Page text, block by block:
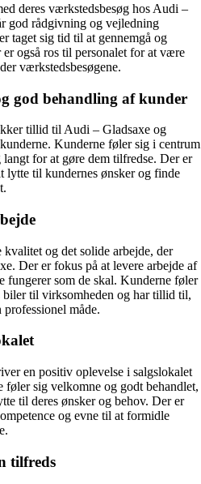
deres værkstedsbesøg hos Audi –
god rådgivning og vejledning
taget sig tid til at gennemgå og
også ros til personalet for at være
værkstedsbesøgene.
god behandling af kunder
tillid til Audi – Gladsaxe og
Kunderne føler sig i centrum
for at gøre dem tilfredse. Der er
lytte til kundernes ønsker og finde
og det solide arbejde, der
Der er fokus på at levere arbejde af
fungerer som de skal. Kunderne føler
biler til virksomheden og har tillid til,
måde.
en positiv oplevelse i salgslokalet
sig velkomne og godt behandlet,
til deres ønsker og behov. Der er
og evne til at formidle
tilfreds